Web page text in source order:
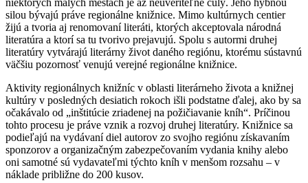
silou bývajú práve regionálne knižnice. Mimo kultúrnych centier
žijú a tvoria aj renomovaní literáti, ktorých akceptovala národná
literatúra a ktorí sa tu tvorivo prejavujú. Spolu s autormi druhej
literatúry vytvárajú literárny život daného regiónu, ktorému sústavnú
väčšiu pozornosť venujú verejné regionálne knižnice.
Aktivity regionálnych knižníc v oblasti literárneho života a knižnej
kultúry v posledných desiatich rokoch išli podstatne ďalej, ako by sa
očakávalo od „inštitúcie zriadenej na požičiavanie kníh“. Príčinou
tohto procesu je práve vznik a rozvoj druhej literatúry. Knižnice sa
podieľajú na vydávaní diel autorov zo svojho regiónu získavaním
sponzorov a organizačným zabezpečovaním vydania knihy alebo
oni samotné sú vydavateľmi týchto kníh v menšom rozsahu – v
náklade približne do 200 kusov.